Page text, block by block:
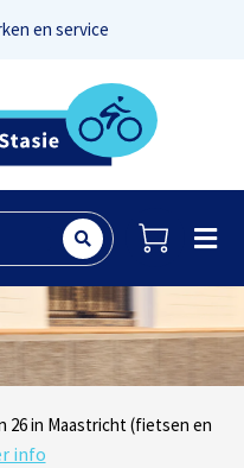
en service
Sphinxlunet 1 in Maastricht
in Lanaken (fietsen en e-
26 in Maastricht (fietsen en
info
Lees reviews